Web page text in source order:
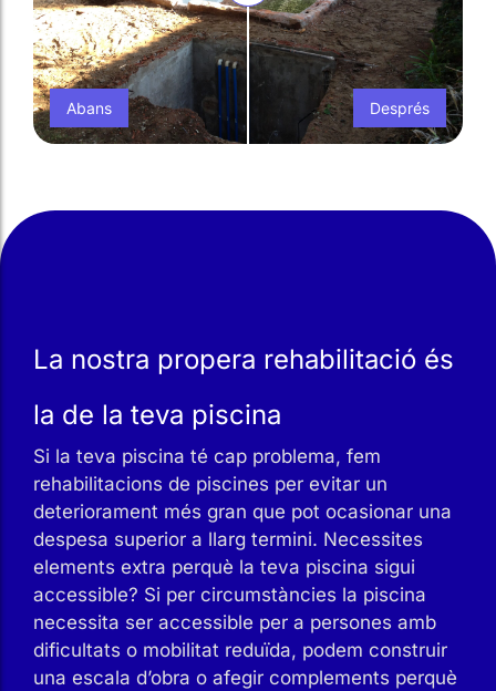
Abans Després
La nostra propera rehabilitació és
la de la teva piscina
Si la teva piscina té cap problema, fem
rehabilitacions de piscines per evitar un
deteriorament més gran que pot ocasionar una
despesa superior a llarg termini. Necessites
elements extra perquè la teva piscina sigui
accessible? Si per circumstàncies la piscina
necessita ser accessible per a persones amb
dificultats o mobilitat reduïda, podem construir
una escala d’obra o afegir complements perquè